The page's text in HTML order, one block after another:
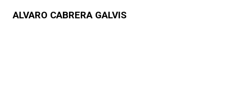
ALVARO CABRERA GALVIS